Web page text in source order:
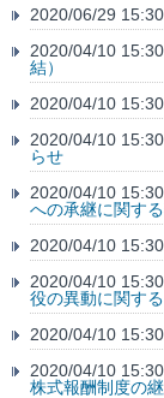
2020/06/29 15:30
2020/04/10 15:30
結）
2020/04/10 15:30
2020/04/10 15:30
らせ
2020/04/10 15:30
への承継に関す
2020/04/10 15:30
2020/04/10 15:30
役の異動に関す
2020/04/10 15:30
2020/04/10 15:30
株式報酬制度の